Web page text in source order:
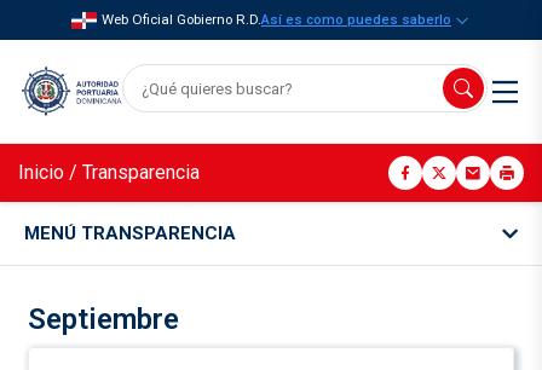
Web Oficial Gobierno R.D.Así es como puedes saberlo
Inicio / Transparencia
MENÚ TRANSPARENCIA
Septiembre